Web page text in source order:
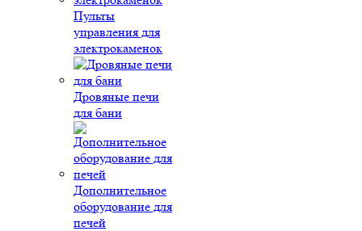
Пульты
управления для
электрокаменок
Дровяные печи
для бани
Дополнительное
оборудование для
печей